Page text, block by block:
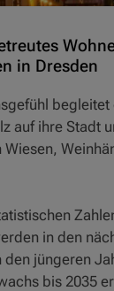
in Dresden
auf ihre Stadt
in den
jüngeren
bis 2035